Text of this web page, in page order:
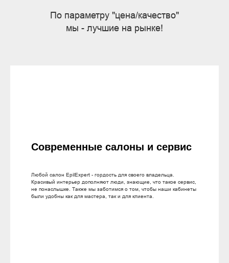
По параметру "цена/качество"
мы - лучшие на рынке!
Современные салоны и сервис
Любой салон EpilExpert - гордость для своего владельца.
Красивый интерьер дополняют люди, знающие, что такое сервис,
не понаслышке. Также мы заботимся о том, чтобы наши кабинеты
были удобны как для мастера, так и для клиента.